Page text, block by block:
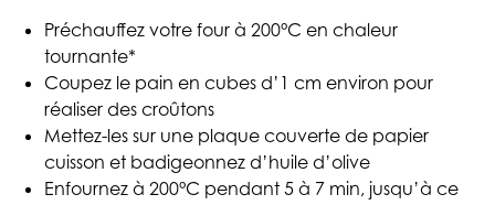
Préchauffez votre four à 200°C en chaleur
tournante*
Coupez le pain en cubes d’1 cm environ pour
réaliser des croûtons
Mettez-les sur une plaque couverte de papier
cuisson et badigeonnez d’huile d’olive
Enfournez à 200°C pendant 5 à 7 min, jusqu’à ce